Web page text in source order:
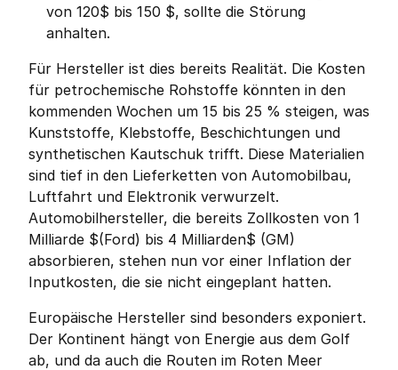
von 120$ bis 150 $, sollte die Störung
anhalten.
Für Hersteller ist dies bereits Realität. Die Kosten
für petrochemische Rohstoffe könnten in den
kommenden Wochen um 15 bis 25 % steigen, was
Kunststoffe, Klebstoffe, Beschichtungen und
synthetischen Kautschuk trifft. Diese Materialien
sind tief in den Lieferketten von Automobilbau,
Luftfahrt und Elektronik verwurzelt.
Automobilhersteller, die bereits Zollkosten von 1
Milliarde $(Ford) bis 4 Milliarden$ (GM)
absorbieren, stehen nun vor einer Inflation der
Inputkosten, die sie nicht eingeplant hatten.
Europäische Hersteller sind besonders exponiert.
Der Kontinent hängt von Energie aus dem Golf
ab, und da auch die Routen im Roten Meer